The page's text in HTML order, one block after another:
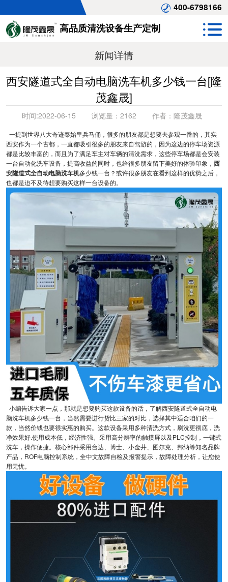
400-6798166
高品质清洗设备生产定制
新闻详情
西安隧道式全自动电脑洗车机多少钱一台[隆
茂鑫晟]
时间:2022-06-15 浏览量： 2162 作者： 隆茂鑫晟
一提到世界八大奇迹秦始皇兵马俑，很多的朋友都是想要去参观一番的，其实
西安作为一个古都，一直都吸引很多的朋友来自驾游的，因为这边的停车场资源
都是比较丰富的，而且为了满足车主对车辆的清洗需求，这些停车场都是会安装
一台自动化洗车设备，提高收益的同时，也给很多朋友留下美好的体验印象， 西
安隧道式全自动电脑洗车机多少钱一台？或许很多朋友在看到这样的优势之后，
也都是迫不及待想要购买这样一台设备的。
小编告诉大家一点，那就是想要购买这款设备的话，了解西安隧道式全自动电
脑洗车机多少钱一台，当然需要进行货比三家的对比，选择其中适合咱们的一
款，当然价钱也要很实惠的购买。这款设备采用多种清洗方式，刷洗更彻底，洗
净效果好.使用成本低，经济性强。采用高分辨率的触摸屏以及PLC控制，一键式
洗车，操作便捷。核心部件采用台达、博士、小金井、图尔克、邦纳等知名品牌
产品，ROF电脑控制系统，全中文故障自检及报警提示，故障处理分析，让您使
用无忧。